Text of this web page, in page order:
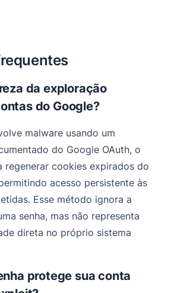
da exploração
do Google?
malware usando um
do Google OAuth, o
regenerar cookies expirados do
acesso persistente às
Esse método ignora a
senha, mas não representa
direta no próprio sistema
protege sua conta